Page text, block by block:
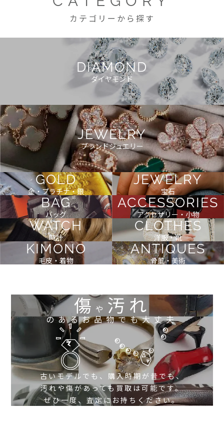
カテゴリーから探す
DIAMOND
ダイヤモンド
JEWELRY
ブランドジュエリー
GOLD
金・プラチナ・銀
JEWELRY
宝石
BAG
バッグ
ACCESSORIES
アクセサリー・小物
WATCH
時計
CLOTHES
洋服・靴
KIMONO
毛皮・着物
ANTIQUES
骨董・美術
傷や 汚れ
のあるお品物でも大丈夫
古いモデルでも、購入時期が昔でも、
汚れや傷があっても買取は可能です。
ぜひ一度、査定にお持ちください。